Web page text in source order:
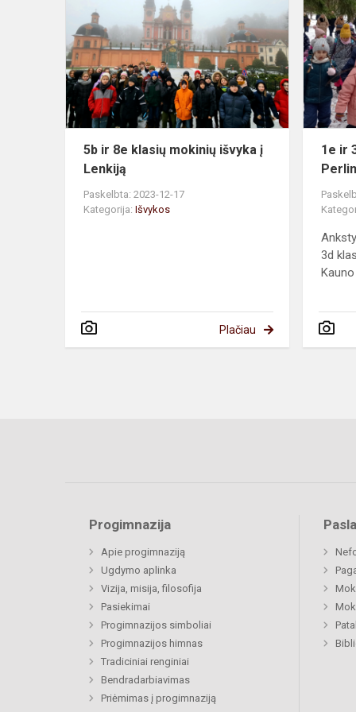
ir
8e
klasių
mokinių
išvyka
į
Lenkiją
5b ir 8e klasių mokinių išvyka į
Lenkiją
Paskelbta: 2023-12-17
Kategorija: Išvykos
Plačiau
1e ir
3d
Kauno
Progimnazija
Apie progimnaziją
Ugdymo aplinka
Vizija, misija, filosofija
Pasiekimai
Progimnazijos simboliai
Progimnazijos himnas
Tradiciniai renginiai
Bendradarbiavimas
Priėmimas į progimnaziją